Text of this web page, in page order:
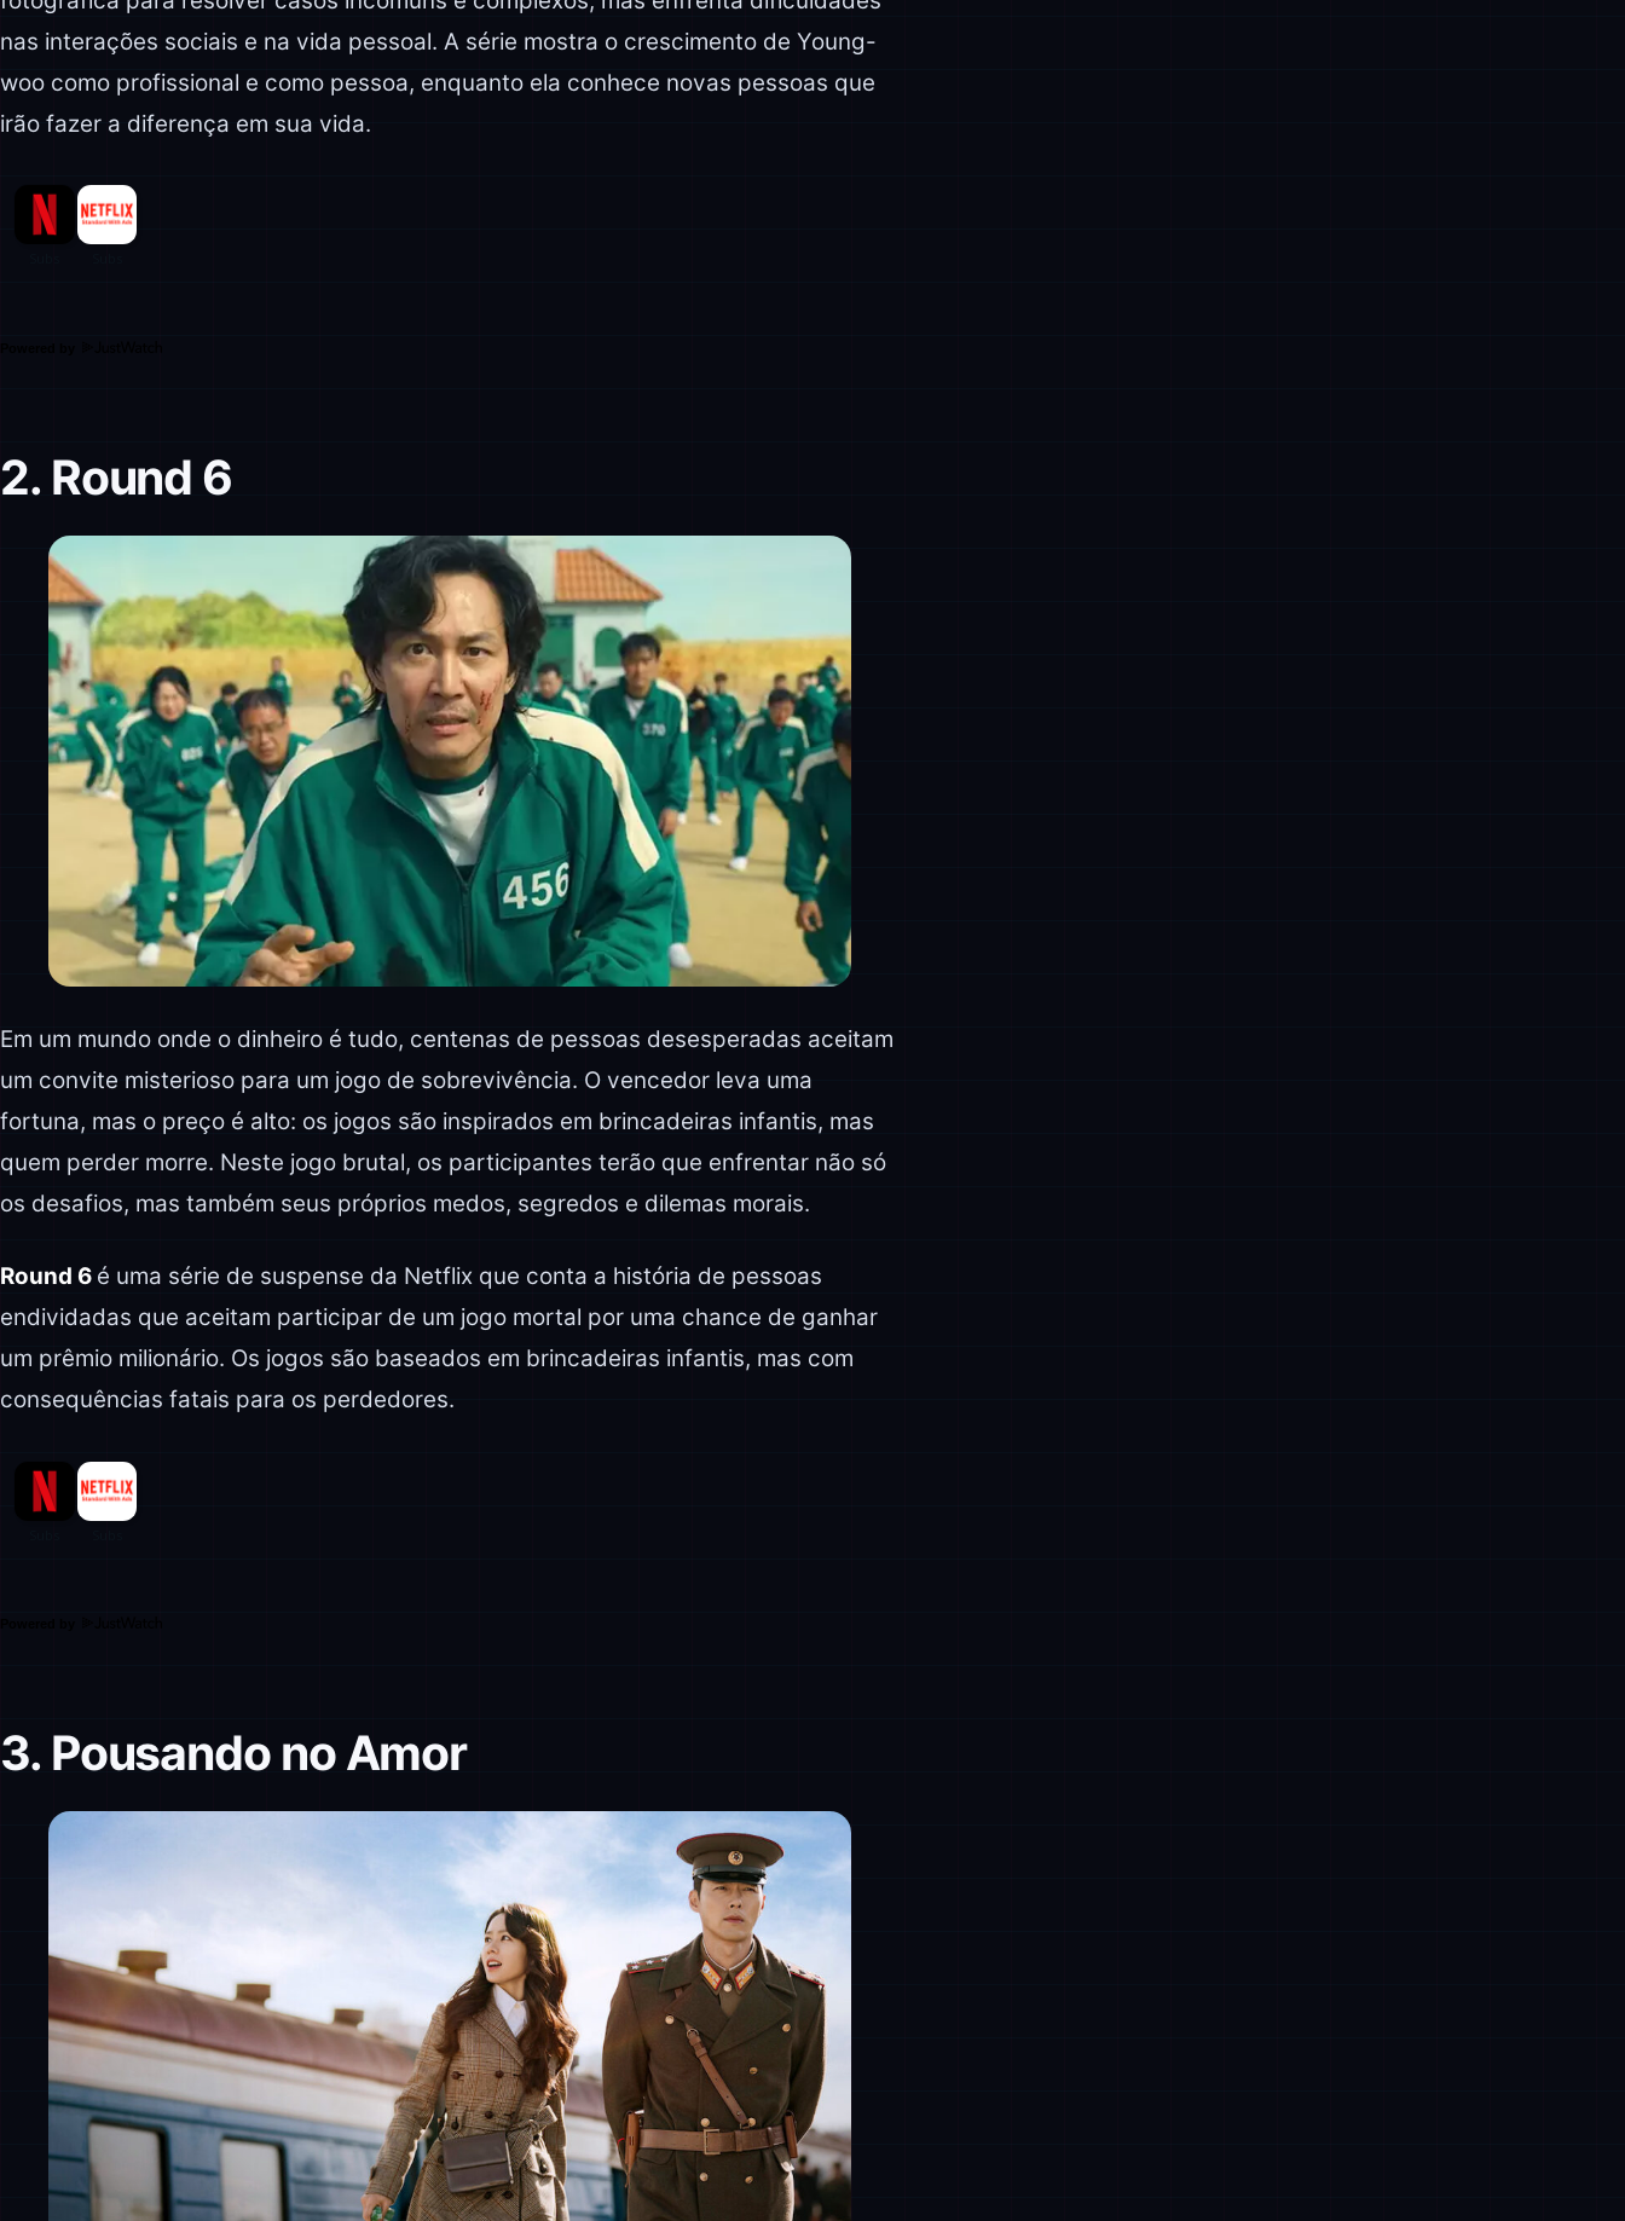
nas interações sociais e na vida pessoal. A série mostra o crescimento de Young-
woo como profissional e como pessoa, enquanto ela conhece novas pessoas que
irão fazer a diferença em sua vida.
2. Round 6
Em um mundo onde o dinheiro é tudo, centenas de pessoas desesperadas aceitam
um convite misterioso para um jogo de sobrevivência. O vencedor leva uma
fortuna, mas o preço é alto: os jogos são inspirados em brincadeiras infantis, mas
quem perder morre. Neste jogo brutal, os participantes terão que enfrentar não só
os desafios, mas também seus próprios medos, segredos e dilemas morais.
Round 6 é uma série de suspense da Netflix que conta a história de pessoas
endividadas que aceitam participar de um jogo mortal por uma chance de ganhar
um prêmio milionário. Os jogos são baseados em brincadeiras infantis, mas com
consequências fatais para os perdedores.
3. Pousando no Amor